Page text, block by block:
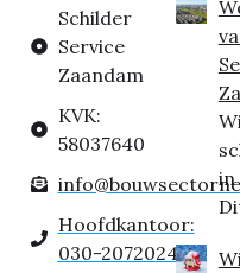
Schilder
Service
Zaandam
KVK:
58037640
Hoofdkantoor:
030-2072024
in